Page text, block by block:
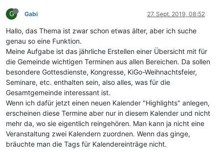
G Gabi 27. Sept. 2019, 08:52
Hallo, das Thema ist zwar schon etwas älter, aber ich suche
genau so eine Funktion.
Meine Aufgabe ist das jährliche Erstellen einer Übersicht mit für
die Gemeinde wichtigen Terminen aus allen Bereichen. Da sollen
besondere Gottesdienste, Kongresse, KiGo-Weihnachtsfeier,
Seminare, etc. enthalten sein, also alles, was für die
Gesamtgemeinde interessant ist.
Wenn ich dafür jetzt einen neuen Kalender "Highlights" anlegen,
erscheinen diese Termine aber nur in diesem Kalender und nicht
mehr da, wo sie eigentlich reingehören. Man kann ja nicht eine
Veranstaltung zwei Kalendern zuordnen. Wenn das ginge,
bräuchte man die Tags für Kalendereinträge nicht.